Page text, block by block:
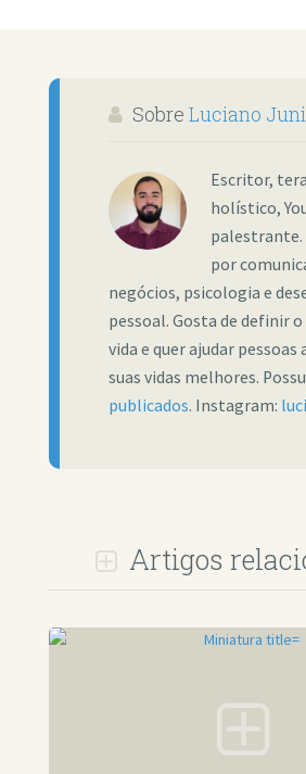
Sobre Luciano
Escritor,
holístico,
palestrante.
por
negócios, psicologia e
pessoal. Gosta de definir o
vida e quer ajudar
suas vidas melhores.
publicados. Instagram:
Artigos